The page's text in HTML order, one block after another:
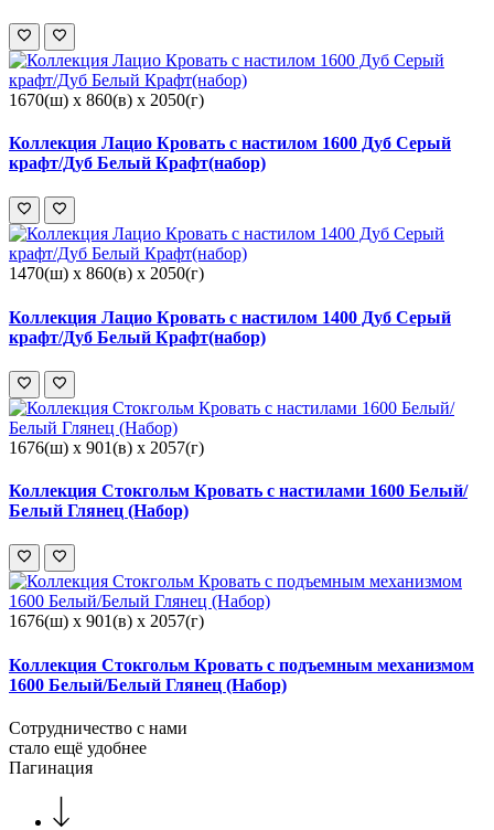
1670(ш) x 860(в) x 2050(г)
Коллекция Лацио Кровать с настилом 1600 Дуб Серый
крафт/Дуб Белый Крафт(набор)
1470(ш) x 860(в) x 2050(г)
Коллекция Лацио Кровать с настилом 1400 Дуб Серый
крафт/Дуб Белый Крафт(набор)
1676(ш) x 901(в) x 2057(г)
Коллекция Стокгольм Кровать с настилами 1600 Белый/
Белый Глянец (Набор)
1676(ш) x 901(в) x 2057(г)
Коллекция Стокгольм Кровать с подъемным механизмом
1600 Белый/Белый Глянец (Набор)
Сотрудничество с нами
стало ещё удобнее
Пагинация